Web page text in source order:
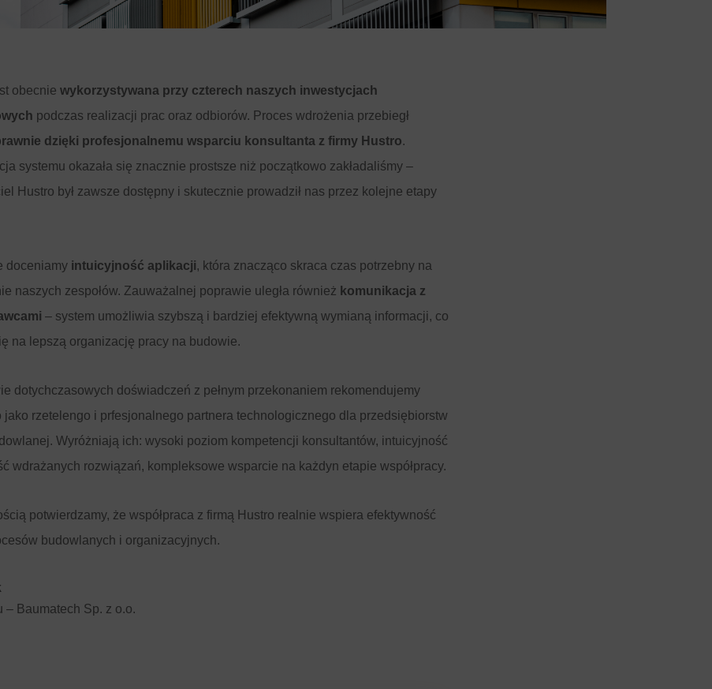
obecnie wykorzystywana przy czterech naszych inwestycjach
podczas realizacji prac oraz odbiorów. Proces wdrożenia przebiegł
dzięki profesjonalnemu wsparciu konsultanta z firmy Hustro.
systemu okazała się znacznie prostsze niż początkowo zakładaliśmy –
Hustro był zawsze dostępny i skutecznie prowadził nas przez kolejne etapy
doceniamy intuicyjność aplikacji, która znacząco skraca czas potrzebny na
naszych zespołów. Zauważalnej poprawie uległa również komunikacja z
– system umożliwia szybszą i bardziej efektywną wymianą informacji, co
na lepszą organizację pracy na budowie.
dotychczasowych doświadczeń z pełnym przekonaniem rekomendujemy
jako rzetelengo i prfesjonalnego partnera technologicznego dla przedsiębiorstw
Wyróżniają ich: wysoki poziom kompetencji konsultantów, intuicyjność
wdrażanych rozwiązań, kompleksowe wsparcie na każdyn etapie współpracy.
potwierdzamy, że współpraca z firmą Hustro realnie wspiera efektywność
budowlanych i organizacyjnych.
– Baumatech Sp. z o.o.